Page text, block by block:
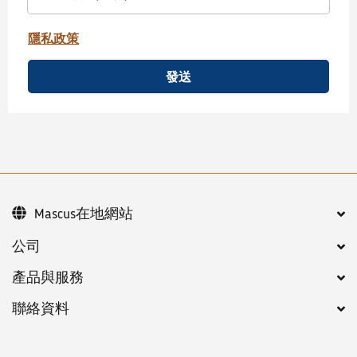
隱私政策
發送
公司
產品與服務
聯絡資料
Mascus在地網站